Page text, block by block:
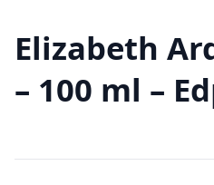
Elizabeth
– 100 ml –